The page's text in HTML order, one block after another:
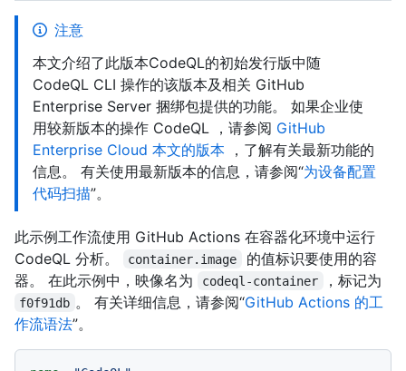
注意
本文介绍了此版本CodeQL的初始发行版中随
CodeQL CLI 操作的该版本及相关 GitHub
Enterprise Server 捆绑包提供的功能。 如果企业使
用较新版本的操作 CodeQL ，请参阅 GitHub
Enterprise Cloud 本文的版本 ，了解有关最新功能的
信息。 有关使用最新版本的信息，请参阅“为设备配置
代码扫描”。
此示例工作流使用 GitHub Actions 在容器化环境中运行
CodeQL 分析。
container.image
的值标识要使用的容
器。 在此示例中，映像名为
codeql-container ，标记为
f0f91db 。 有关详细信息，请参阅“GitHub Actions 的工
作流语法”。